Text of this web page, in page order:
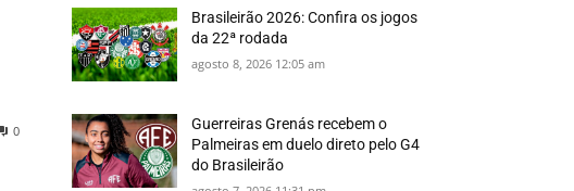
0
Brasileirão 2026: Confira os jogos
da 22ª rodada
agosto 8, 2026 12:05 am
Guerreiras Grenás recebem o
Palmeiras em duelo direto pelo G4
do Brasileirão